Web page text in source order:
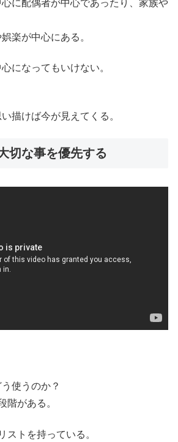
に配偶者が中心であったり、家族や
楽が中心にある。
になってもいけない。
描けば今が見えてくる。
な事を優先する
使うのか？
階がある。
ストを持っている。